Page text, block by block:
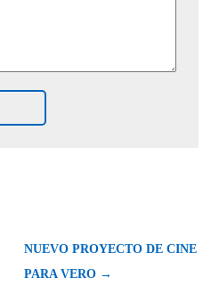
NUEVO PROYECTO DE CINE
PARA VERO →